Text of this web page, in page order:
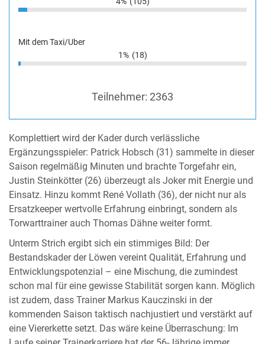
Mit dem Taxi/Uber
1% (18)
Teilnehmer: 2363
Komplettiert wird der Kader durch verlässliche
Ergänzungsspieler: Patrick Hobsch (31) sammelte in dieser
Saison regelmäßig Minuten und brachte Torgefahr ein,
Justin Steinkötter (26) überzeugt als Joker mit Energie und
Einsatz. Hinzu kommt René Vollath (36), der nicht nur als
Ersatzkeeper wertvolle Erfahrung einbringt, sondern als
Torwarttrainer auch Thomas Dähne weiter formt.
Unterm Strich ergibt sich ein stimmiges Bild: Der
Bestandskader der Löwen vereint Qualität, Erfahrung und
Entwicklungspotenzial – eine Mischung, die zumindest
schon mal für eine gewisse Stabilität sorgen kann. Möglich
ist zudem, dass Trainer Markus Kauczinski in der
kommenden Saison taktisch nachjustiert und verstärkt auf
eine Viererkette setzt. Das wäre keine Überraschung: Im